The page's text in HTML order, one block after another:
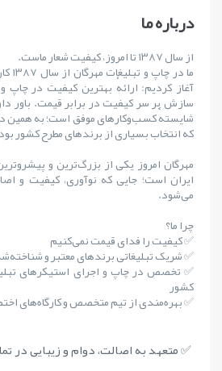
درباره ما
از سال ۱۳۸۷ تا امروز، کیفیت شعار ماست.
ما
آغاز کردیم: ارائهٔ بهترین کیفیت در چاپ
سازش بر سر کیفیت در برابر قیمت. باور
که انتخاب بسیاری از برندهای مطرح کشور
مهرگان امروز یکی از بزرگ‌ترین و
ایران است؛ جایی که نوآوری، کیفیت و
می‌شود.
چرا ما؟
✅ کیفیت را فدای قیمت نمی‌کنیم
✅ شریک تبلیغاتی برندهای معتبر و
✅ تخصص در چاپ و اجرای استیکرهای
کشور
✅ بهره‌مندی از تیم متخصص و کارگاه‌های
✅ متعهد به اصالت، دوام و زیبایی در